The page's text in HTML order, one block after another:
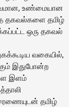
உண்மையான
தகவல்களை தமிழ்
ஒரு தகவல்
வகையில்,
இதுபோன்ற
இளம்
தமிழ்